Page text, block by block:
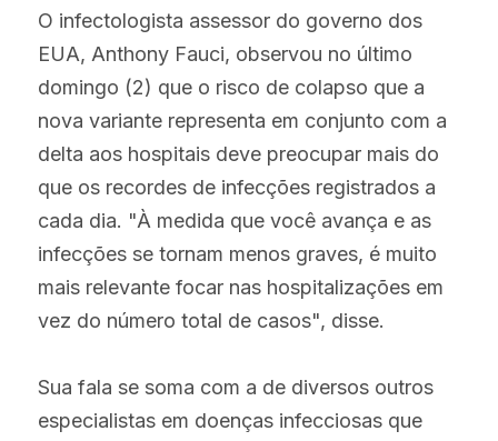
O infectologista assessor do governo dos
EUA, Anthony Fauci, observou no último
domingo (2) que o risco de colapso que a
nova variante representa em conjunto com a
delta aos hospitais deve preocupar mais do
que os recordes de infecções registrados a
cada dia. "À medida que você avança e as
infecções se tornam menos graves, é muito
mais relevante focar nas hospitalizações em
vez do número total de casos", disse.
Sua fala se soma com a de diversos outros
especialistas em doenças infecciosas que